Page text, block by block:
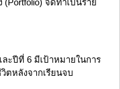
จัดทำเป็นราย
ะปีที่ 6 มีเป้าหมายในการ
ตหลังจากเรียนจบ